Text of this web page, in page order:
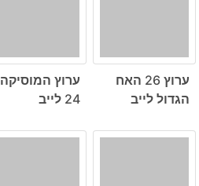
ערוץ 26 האח
הגדול לייב
ערוץ המוסיקה
24 לייב